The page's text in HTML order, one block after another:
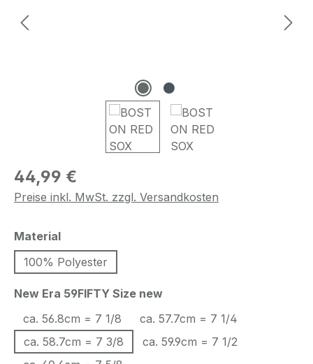
Regulärer Preis:
44,99 €
Preise inkl. MwSt. zzgl. Versandkosten
Materialauswählen
100% Polyester
New Era 59FIFTY Size newauswählen
ca. 56.8cm = 7 1/8
ca. 57.7cm = 7 1/4
ca. 58.7cm = 7 3/8
ca. 59.9cm = 7 1/2